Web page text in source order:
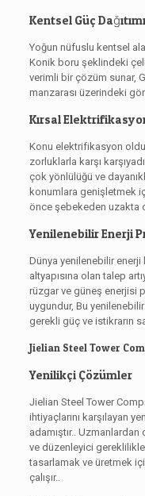
Kentsel Güç Dağıtımı
Yoğun nüfuslu kentsel
Konik boru şeklindeki
verimli bir çözüm sunar,
manzarası üzerindeki
Kırsal
Konu elektrifikasyon
zorluklarla karşı
çok yönlülüğü ve
konumlara genişletmek
önce şebekeden uzakta
Yenilenebilir Enerji
Dünya yenilenebilir enerji
altyapısına olan talep
rüzgar ve güneş enerjisi
uygundur, Bu yenilenebilir
gerekli güç ve istikrarın
Jielian Steel Tower
Yenilikçi Çözümler
Jielian Steel Tower
ihtiyaçlarını karşılayan
adamıştır..
ve düzenleyici
tasarlamak ve üretmek
çalışır..